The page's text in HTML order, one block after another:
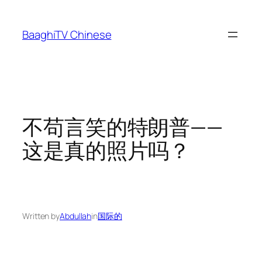
content
BaaghiTV Chinese
不苟言笑的特朗普——
这是真的照片吗？
Written byAbdullahin国际的